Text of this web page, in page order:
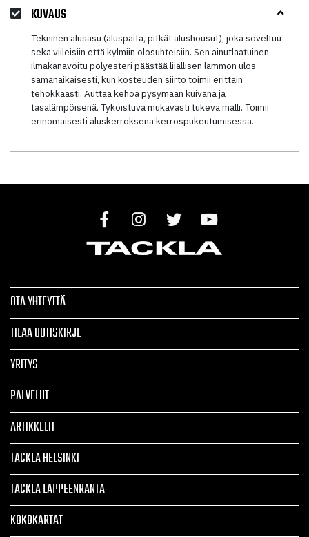
KUVAUS
Tekninen alusasu (aluspaita, pitkät alushousut), joka soveltuu
sekä viileisiin että kylmiin olosuhteisiin. Sen ainutlaatuinen
ilmakanavoitu polyesteri päästää liiallisen lämmon ulos
samanaikaisesti, kun kosteuden siirto toimii erittäin
tehokkaasti. Auttaa kehoa pysymään kuivana ja
tasalämpöisenä. Tyköistuva mukavasti tukeva malli. Toimii
erinomaisesti aluskerroksena kerrospukeutumisessa.
OTA YHTEYTTÄ
TILAA UUTISKIRJE
YRITYS
PALVELUT
ARTIKKELIT
TACKLA HELSINKI
TACKLA LAPPEENRANTA
KOKOKARTAT